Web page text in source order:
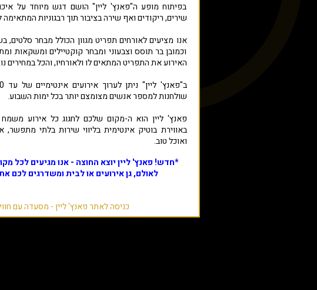
בפיתוח מופע ה"פאנץ' ליין" הושם דגש מיוחד על
שירים, ריקודים ואף שירה בציבור תוך רבגוניות
אנו מציעים לאורחים תפריט מגוון הכולל מבחר סלטים,
וכמובן בר תוסס וצבעוני ומבחר קוקטיילים ומשקאות
האירוע את התפריט המתאים לו ולאורחיו, והכל במחירים
שולחנות למספר אנשים מצומצם יותר בכל ימות השבוע.
פאנץ' ליין הוא ה-מקום שלכם לחגוג כל אירוע
באווירת בוטיק אינטימית בליווי שירות בלתי מתפשר,
ואוכל טוב.
*חדש! פאנץ' ליין יוצא החוצה - אנו מגיעים לכל
לאולם, גן אירועים או לבית ומשדרגים לכם
כניסה לאתר פאנץ' ליין - מסעדה עם